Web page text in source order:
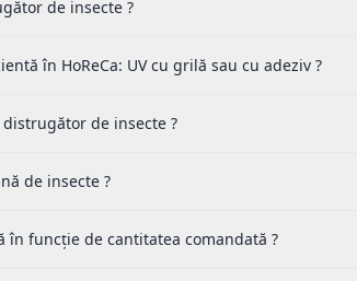
de insecte ?
în HoReCa: UV cu grilă sau cu adeziv ?
de insecte ?
de insecte ?
în funcție de cantitatea comandată ?